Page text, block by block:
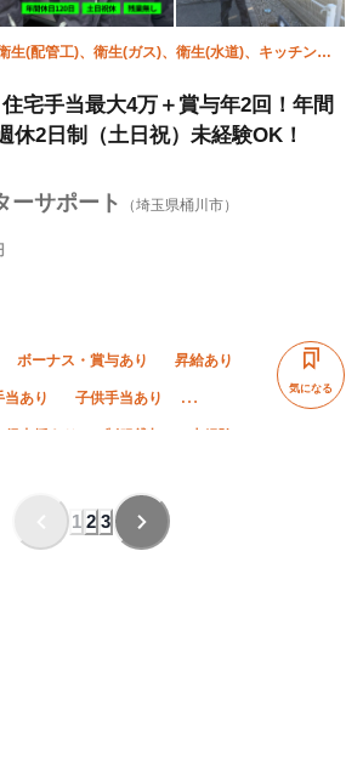
生(配管工)、衛生(ガス)、衛生(水道)、キッチン・
住宅手当最大4万＋賞与年2回！年間
休2日制（土日祝）未経験OK！
ーサポート （埼玉県桶川市）
ボーナス・賞与あり 昇給あり
当あり 子供手当あり
気になる
1 2 3